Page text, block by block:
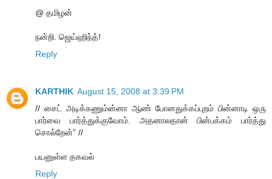
@ தமிழன்
நன்றி. ஜெய்ஹிந்த்!
Reply
KARTHIK August 15, 2008 at 3:39 PM
// சைட் அடிக்கணும்ன்னா ஆண் போனதுக்கப்புறம் பின்னாடி ஒரு
பார்வை பார்த்துக்குவோம். அதனாலதான் பின்பக்கம் பார்த்து
சொல்றேன்” //
பயனுள்ள தகவல்
Reply